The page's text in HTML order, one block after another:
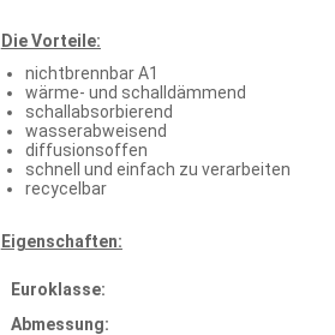
Die Vorteile:
nichtbrennbar A1
wärme- und schalldämmend
schallabsorbierend
wasserabweisend
diffusionsoffen
schnell und einfach zu verarbeiten
recycelbar
Eigenschaften:
Euroklasse:
Abmessung: